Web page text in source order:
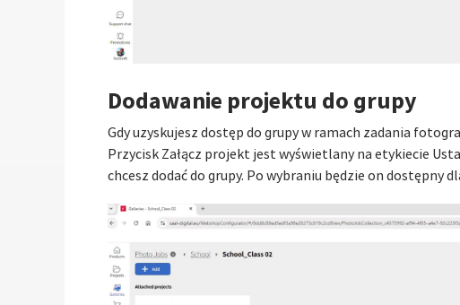
Dodawanie projektu do grupy
Gdy uzyskujesz dostęp do grupy w ramach zadania
Przycisk Załącz projekt jest wyświetlany na etykiecie
chcesz dodać do grupy. Po wybraniu będzie on dostępny